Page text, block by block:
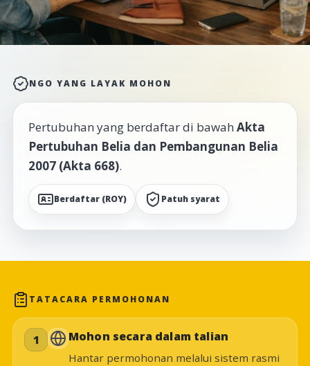
NGO YANG LAYAK MOHON
Pertubuhan yang berdaftar di bawah Akta
Pertubuhan Belia dan Pembangunan Belia
2007 (Akta 668).
Berdaftar (ROY) Patuh syarat
TATACARA PERMOHONAN
1 Mohon secara dalam talian
Hantar permohonan melalui sistem rasmi